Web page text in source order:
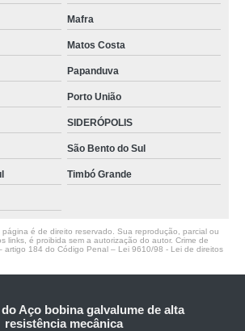
Mafra
Matos Costa
Papanduva
Porto União
SIDERÓPOLIS
São Bento do Sul
Timbó Grande
é de direito reservado. Sua reprodução, parcial ou
links, é proibida sem a autorização do autor. Crime de
artigo 184 do Código Penal – Lei 9610/98 - Lei de direitos
Aço bobina galvalume de alta
resistência mecânica